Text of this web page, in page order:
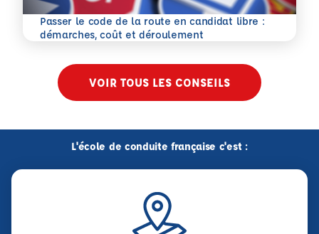
Passer le code de la route en candidat libre :
démarches, coût et déroulement
En savoir plus
VOIR TOUS LES CONSEILS
L'école de conduite française c'est :